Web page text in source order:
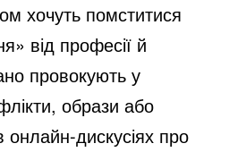
хочуть помститися
від професії й
провокують у
образи або
дискусіях про